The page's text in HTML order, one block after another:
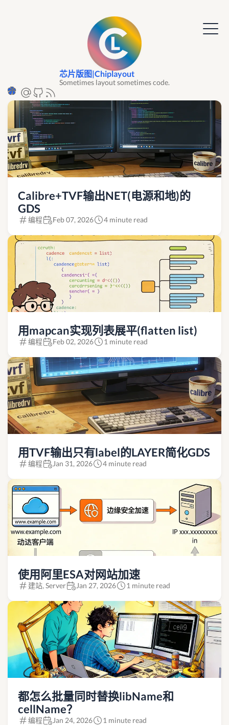
芯片版图|Chiplayout
Sometimes layout sometimes code.
Calibre+TVF输出NET(电源和地)的
GDS
编程 Feb 07, 2026 4 minute read
用mapcan实现列表展平(flatten list)
编程 Feb 02, 2026 1 minute read
用TVF输出只有label的LAYER简化GDS
编程 Jan 31, 2026 4 minute read
使用阿里ESA对网站加速
建站, Server Jan 27, 2026 1 minute read
都怎么批量同时替换libName和
cellName？
编程 Jan 24, 2026 1 minute read